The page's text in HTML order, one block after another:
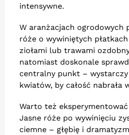
intensywne.
W aranżacjach ogrodowych
róże o wywiniętych
ziołami lub trawami
natomiast doskonale
centralny punkt –
kwiatów, by całość nabrała
Warto też
Jasne róże po wywinięciu
ciemne – głębię i